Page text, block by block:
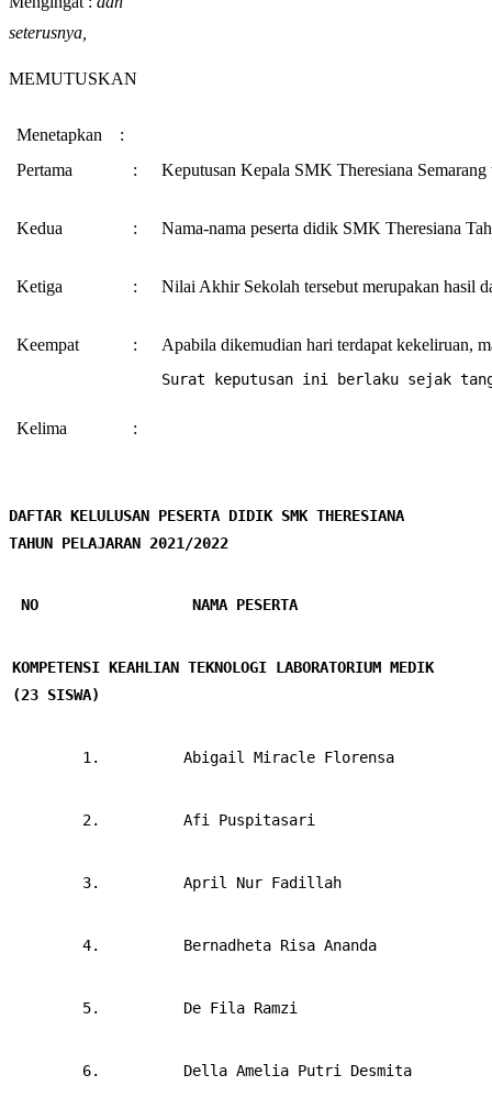
seterusnya,
MEMUTUSKAN
Menetapkan    :
Pertama
: Keputusan Kepala SMK Theresiana
Kedua : Nama-nama peserta didik SMK Theresiana
Ketiga : Nilai Akhir Sekolah tersebut merupakan hasil
Keempat
Kelima
:
:
Apabila dikemudian hari terdapat kekeliruan,
Surat keputusan ini berlaku sejak
DAFTAR KELULUSAN PESERTA DIDIK SMK THERESIANA
TAHUN PELAJARAN 2021/2022
NO NAMA PESERTA
KOMPETENSI KEAHLIAN TEKNOLOGI LABORATORIUM MEDIK
(23 SISWA)
1. Abigail Miracle Florensa
2. Afi Puspitasari
3. April Nur Fadillah
4. Bernadheta Risa Ananda
5. De Fila Ramzi
6. Della Amelia Putri Desmita